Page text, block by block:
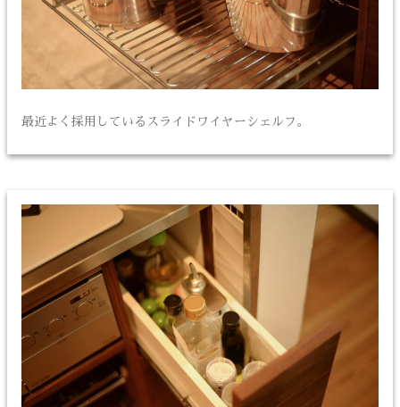
最近よく採用しているスライドワイヤーシェルフ。